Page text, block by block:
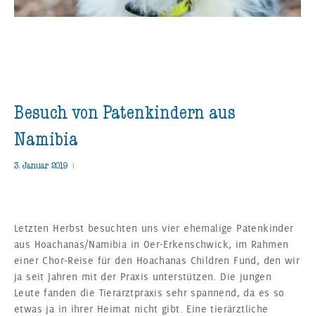
Besuch von Patenkindern aus
Namibia
3. Januar 2019 |
Letzten Herbst besuchten uns vier ehemalige Patenkinder
aus Hoachanas/Namibia in Oer-Erkenschwick, im Rahmen
einer Chor-Reise für den Hoachanas Children Fund, den wir
ja seit Jahren mit der Praxis unterstützen. Die jungen
Leute fanden die Tierarztpraxis sehr spannend, da es so
etwas ja in ihrer Heimat nicht gibt. Eine tierärztliche